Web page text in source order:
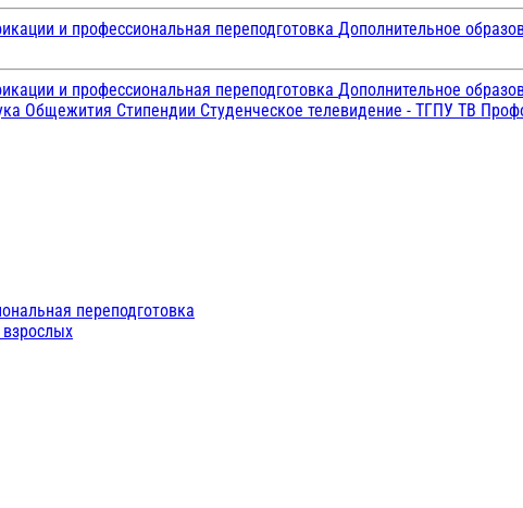
и профессиональная переподготовка Дополнительное
и профессиональная переподготовка Дополнительное
Общежития Стипендии Студенческое телевидение - ТГПУ ТВ
переподготовка